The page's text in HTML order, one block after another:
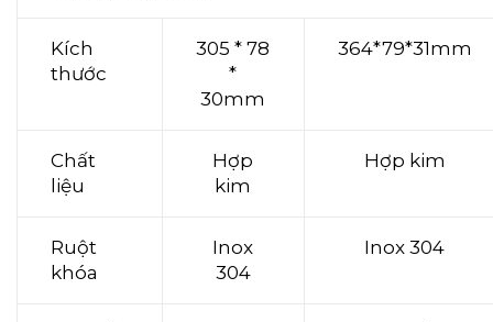
Kích
thước
305 * 78
*
30mm
364*79*31mm
Chất
liệu
Hợp
kim
Hợp kim
Ruột
khóa
Inox
304
Inox 304